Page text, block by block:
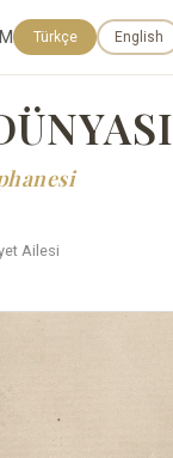
Türkçe English
Ailesi